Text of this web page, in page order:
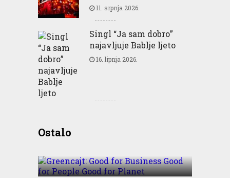
11. srpnja 2026.
Singl “Ja sam dobro”
najavljuje Bablje ljeto
16. lipnja 2026.
OstaloBusiness Good for People